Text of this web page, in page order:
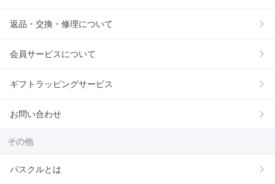
返品・交換・修理について
会員サービスについて
ギフトラッピングサービス
お問い合わせ
その他
パスクルとは